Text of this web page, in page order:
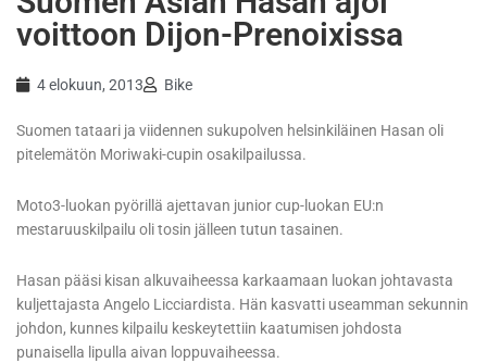
voittoon Dijon-Prenoixissa
4 elokuun, 2013 Bike
Suomen tataari ja viidennen sukupolven helsinkiläinen Hasan oli
pitelemätön Moriwaki-cupin osakilpailussa.
Moto3-luokan pyörillä ajettavan junior cup-luokan EU:n
mestaruuskilpailu oli tosin jälleen tutun tasainen.
Hasan pääsi kisan alkuvaiheessa karkaamaan luokan johtavasta
kuljettajasta Angelo Licciardista. Hän kasvatti useamman sekunnin
johdon, kunnes kilpailu keskeytettiin kaatumisen johdosta
punaisella lipulla aivan loppuvaiheessa.